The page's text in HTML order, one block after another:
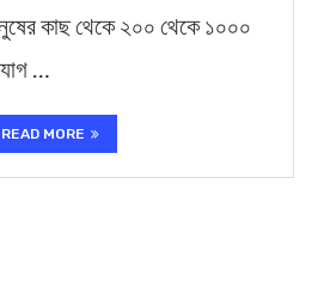
কাছ থেকে ২০০ থেকে ১০০০
…
READ MORE